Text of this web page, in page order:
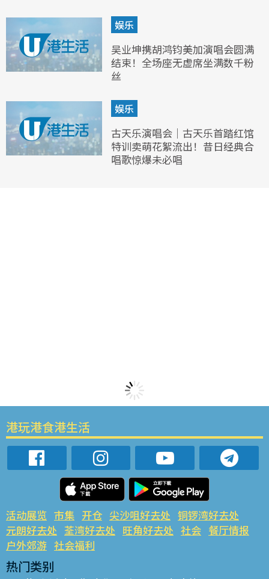
娱乐
吴业坤携胡鸿钧美加演唱会圆满
结束！全场座无虚席坐满数千粉
丝
娱乐
古天乐演唱会｜古天乐首踏红馆
特训卖萌花絮流出！昔日经典合
唱歌惊爆未必唱
港玩港食港生活
活动展览 市集 开仓 尖沙咀好去处 铜锣湾好去处
元朗好去处 荃湾好去处 旺角好去处 社会 餐厅情报
户外郊游 社会福利
热门类别